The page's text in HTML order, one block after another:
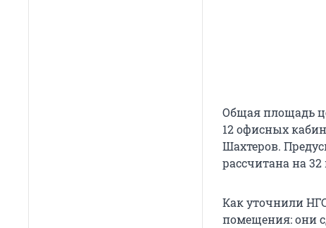
Общая площадь
12 офисных
Шахтеров.
рассчитана на
Как уточнили
помещения: они